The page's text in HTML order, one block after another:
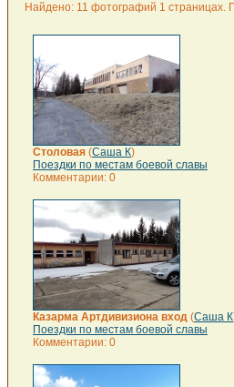
Найдено: 11 фотографий 1 страницах.
Столовая (Саша К)
Поездки по местам боевой славы
Комментарии: 0
Казарма Артдивизиона вход (Саша К
Поездки по местам боевой славы
Комментарии: 0